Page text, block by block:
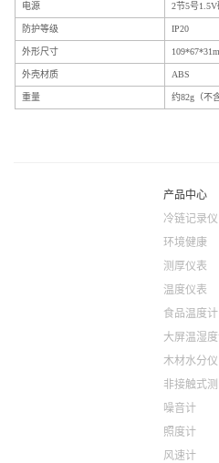
电源 2节5号
防护等级 IP20
外形尺寸
外壳材质 ABS
重量 约82g（不
产品中心
冷链记录仪
环境健康
测厚仪表
温度仪表
食品温度计
大屏温湿
木材水分仪
非接触式
噪音计
照度计
风速计